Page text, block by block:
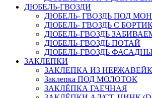
ДЮБЕЛЬ-ГВОЗДИ
ДЮБЕЛЬ- ГВОЗДЬ ПОД
ДЮБЕЛЬ- ГВОЗДЬ С
ДЮБЕЛЬ-ГВОЗДЬ
ДЮБЕЛЬ-ГВОЗДЬ ПОТАЙ
ДЮБЕЛЬ-ГВОЗДЬ
ЗАКЛЕПКИ
ЗАКЛЕПКА ИЗ
Заклепка ПОД МОЛОТОК
ЗАКЛЁПКА ГАЕЧНАЯ